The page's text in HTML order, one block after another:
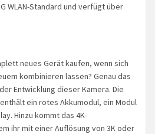
WLAN-Standard und verfügt über
neues Gerät kaufen, wenn sich
kombinieren lassen? Genau das
Entwicklung dieser Kamera. Die
enthält ein rotes Akkumodul, ein Modul
Hinzu kommt das 4K-
ihr mit einer Auflösung von 3K oder